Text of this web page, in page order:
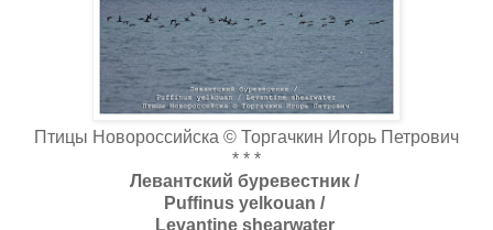
Птицы Новороссийска © Торгачкин Игорь Петрович
* * *
Левантский буревестник /
Puffinus yelkouan /
Levantine shearwater